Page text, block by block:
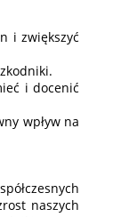
i zwiększyć
i docenić
wpływ na
naszych